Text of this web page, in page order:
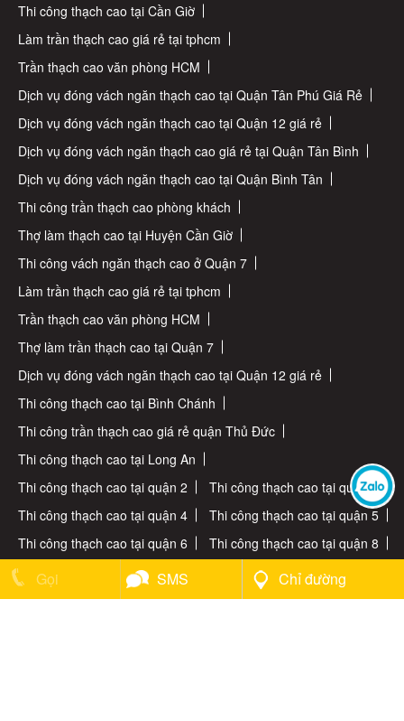
Thi công thạch cao tại Cần Giờ
Làm trần thạch cao giá rẻ tại tphcm
Trần thạch cao văn phòng HCM
Dịch vụ đóng vách ngăn thạch cao tại Quận Tân Phú Giá Rẻ
Dịch vụ đóng vách ngăn thạch cao tại Quận 12 giá rẻ
Dịch vụ đóng vách ngăn thạch cao giá rẻ tại Quận Tân Bình
Dịch vụ đóng vách ngăn thạch cao tại Quận Bình Tân
Thi công trần thạch cao phòng khách
Thợ làm thạch cao tại Huyện Cần Giờ
Thi công vách ngăn thạch cao ở Quận 7
Làm trần thạch cao giá rẻ tại tphcm
Trần thạch cao văn phòng HCM
Thợ làm trần thạch cao tại Quận 7
Dịch vụ đóng vách ngăn thạch cao tại Quận 12 giá rẻ
Thi công thạch cao tại Bình Chánh
Thi công trần thạch cao giá rẻ quận Thủ Đức
Thi công thạch cao tại Long An
Thi công thạch cao tại quận 2
Thi công thạch cao tại quận 3
Thi công thạch cao tại quận 4
Thi công thạch cao tại quận 5
Thi công thạch cao tại quận 6
Thi công thạch cao tại quận 8
Thi công thạch cao tại quận 9
Thi công thạch cao tại quận 10
Gọi SMS Chỉ đường